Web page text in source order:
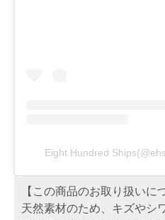
Eight Hundred
【この商品のお取り扱いに
天然素材のため、キズやシ